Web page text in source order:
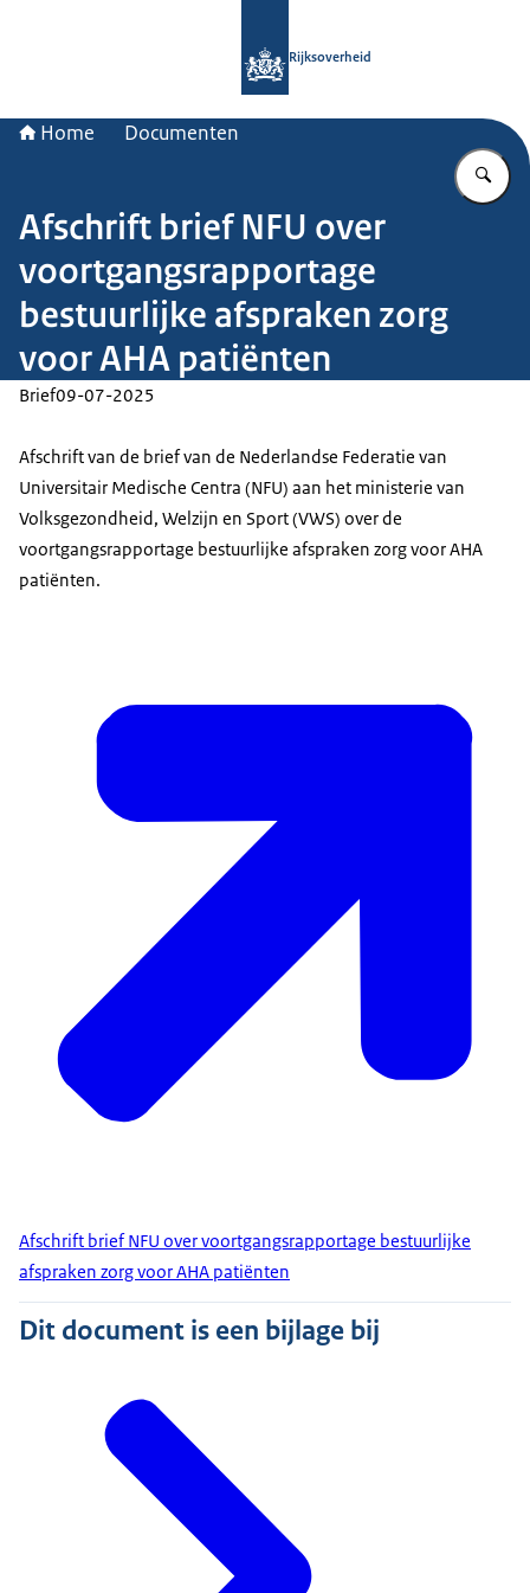
Rijksoverheid
Home Documenten
Afschrift brief NFU over
voortgangsrapportage
bestuurlijke afspraken zorg
voor AHA patiënten
Brief09-07-2025
Afschrift van de brief van de Nederlandse Federatie van
Universitair Medische Centra (NFU) aan het ministerie van
Volksgezondheid, Welzijn en Sport (VWS) over de
voortgangsrapportage bestuurlijke afspraken zorg voor AHA
patiënten.
Afschrift brief NFU over voortgangsrapportage bestuurlijke
afspraken zorg voor AHA patiënten
Dit document is een bijlage bij